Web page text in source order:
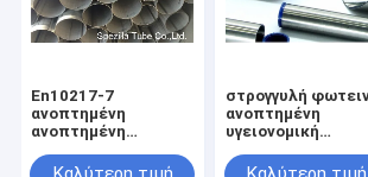
En10217-7
ανοπτημένη
ανοπτημένη
σχηματιστικότητα
στρογγυλή
ανοπτημένη
υγειονομική
σωλήνωση 3A 20FT